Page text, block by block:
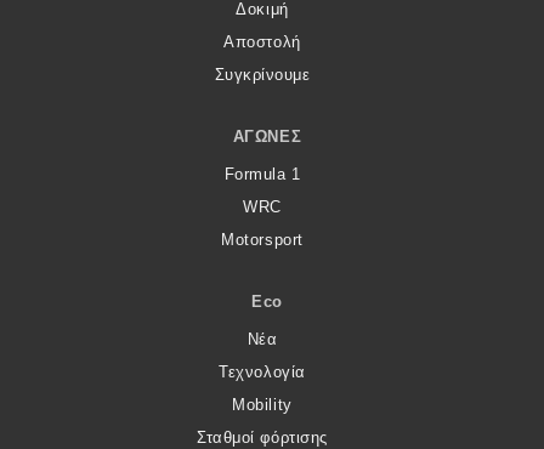
Δοκιμή
Αποστολή
Συγκρίνουμε
ΑΓΏΝΕΣ
Formula 1
WRC
Motorsport
Eco
Νέα
Τεχνολογία
Mobility
Σταθμοί φόρτισης